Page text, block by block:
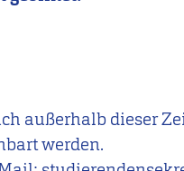
außerhalb dieser
werden.